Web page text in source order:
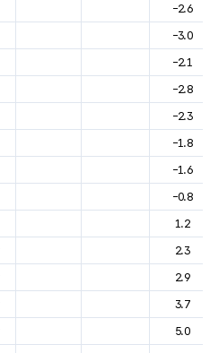
-2.6
-3.0
-2.1
-2.8
-2.3
-1.8
-1.6
-0.8
1.2
2.3
2.9
3.7
5.0